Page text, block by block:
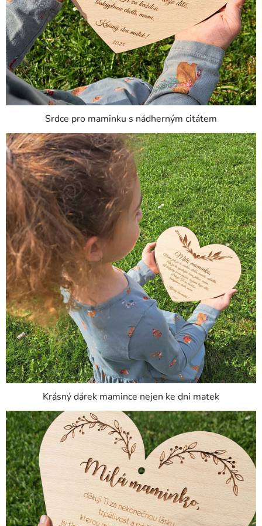
Srdce pro maminku s nádherným citátem
Krásný dárek mamince nejen ke dni matek